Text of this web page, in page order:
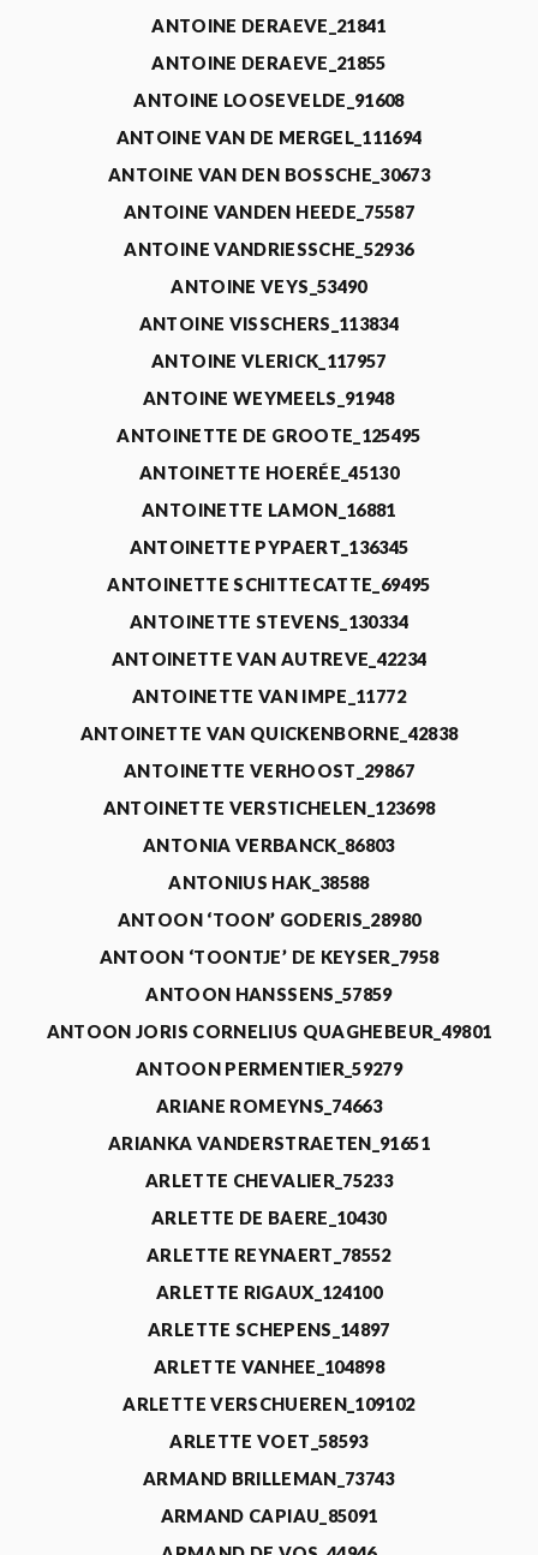
ANTOINE DERAEVE_21841
ANTOINE DERAEVE_21855
ANTOINE LOOSEVELDE_91608
ANTOINE VAN DE MERGEL_111694
ANTOINE VAN DEN BOSSCHE_30673
ANTOINE VANDEN HEEDE_75587
ANTOINE VANDRIESSCHE_52936
ANTOINE VEYS_53490
ANTOINE VISSCHERS_113834
ANTOINE VLERICK_117957
ANTOINE WEYMEELS_91948
ANTOINETTE DE GROOTE_125495
ANTOINETTE HOERÉE_45130
ANTOINETTE LAMON_16881
ANTOINETTE PYPAERT_136345
ANTOINETTE SCHITTECATTE_69495
ANTOINETTE STEVENS_130334
ANTOINETTE VAN AUTREVE_42234
ANTOINETTE VAN IMPE_11772
ANTOINETTE VAN QUICKENBORNE_42838
ANTOINETTE VERHOOST_29867
ANTOINETTE VERSTICHELEN_123698
ANTONIA VERBANCK_86803
ANTONIUS HAK_38588
ANTOON ‘TOON’ GODERIS_28980
ANTOON ‘TOONTJE’ DE KEYSER_7958
ANTOON HANSSENS_57859
ANTOON JORIS CORNELIUS QUAGHEBEUR_49801
ANTOON PERMENTIER_59279
ARIANE ROMEYNS_74663
ARIANKA VANDERSTRAETEN_91651
ARLETTE CHEVALIER_75233
ARLETTE DE BAERE_10430
ARLETTE REYNAERT_78552
ARLETTE RIGAUX_124100
ARLETTE SCHEPENS_14897
ARLETTE VANHEE_104898
ARLETTE VERSCHUEREN_109102
ARLETTE VOET_58593
ARMAND BRILLEMAN_73743
ARMAND CAPIAU_85091